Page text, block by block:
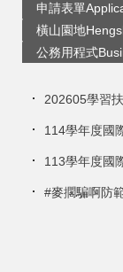
申請表單
橫山園地
公務用程式
202605學習
114學年度國
113學年度國
#麥擱騙啊防